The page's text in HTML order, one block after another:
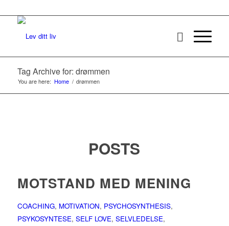
Tag Archive for: drømmen
You are here: Home / drømmen
POSTS
MOTSTAND MED MENING
COACHING, MOTIVATION, PSYCHOSYNTHESIS,
PSYKOSYNTESE, SELF LOVE, SELVLEDELSE,